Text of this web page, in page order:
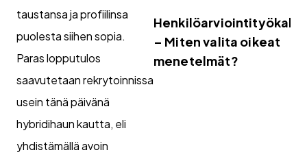
taustansa ja profiilinsa
puolesta siihen sopia.
Paras lopputulos
saavutetaan rekrytoinnissa
usein tänä päivänä
hybridihaun kautta, eli
yhdistämällä avoin
Henkilöarviointityökalut
– Miten valita oikeat
menetelmät?